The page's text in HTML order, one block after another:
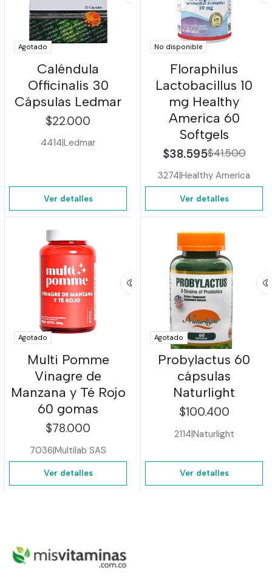
Agotado
Caléndula
Officinalis 30
Cápsulas Ledmar
$22.000
4414|Ledmar
Ver detalles
No disponible
Floraphilus
Lactobacillus 10
mg Healthy
America 60
Softgels
$38.595$41.500
3274|Healthy America
Ver detalles
Agotado
Multi Pomme
Vinagre de
Manzana y Té Rojo
60 gomas
$78.000
7036|Multilab SAS
Ver detalles
Agotado
Probylactus 60
cápsulas
Naturlight
$100.400
2114|Naturlight
Ver detalles